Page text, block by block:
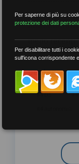
più recenti
meno recenti
per tag
##DS
Per saperne di più su
protezione dei dati
Per disabilitare tutti i
sull'icona corrispondente